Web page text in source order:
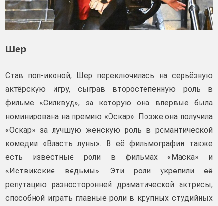
Шер
Став поп-иконой, Шер переключилась на серьёзную
актёрскую игру, сыграв второстепенную роль в
фильме «Силквуд», за которую она впервые была
номинирована на премию «Оскар». Позже она получила
«Оскар» за лучшую женскую роль в романтической
комедии «Власть луны». В её фильмографии также
есть известные роли в фильмах «Маска» и
«Иствикские ведьмы». Эти роли укрепили её
репутацию разносторонней драматической актрисы,
способной играть главные роли в крупных студийных